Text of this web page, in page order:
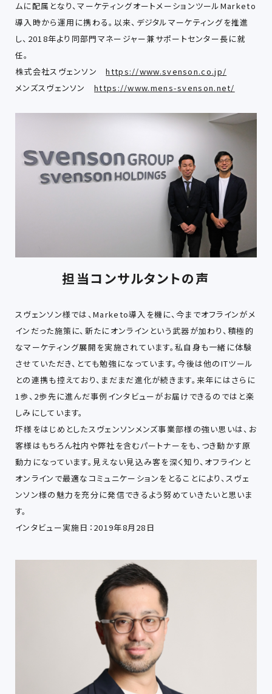
ムに配属となり、マーケティングオートメーションツールMarketo
導入時から運用に携わる。以来、デジタルマーケティングを推進
し、2018年より同部門マネージャー兼サポートセンター長に就
任。
株式会社スヴェンソンhttps://www.svenson.co.jp/
メンズスヴェンソンhttps://www.mens-svenson.net/
担当コンサルタントの声
スヴェンソン様では、Marketo導入を機に、今までオフラインがメ
インだった施策に、新たにオンラインという武器が加わり、積極的
なマーケティング展開を実施されています。私自身も一緒に体験
させていただき、とても勉強になっています。今後は他のITツール
との連携も控えており、まだまだ進化が続きます。来年にはさらに
1歩、2歩先に進んだ事例インタビューがお届けできるのではと楽
しみにしています。
圷様をはじめとしたスヴェンソンメンズ事業部様の強い思いは、お
客様はもちろん社内や弊社を含むパートナーをも、つき動かす原
動力になっています。見えない見込み客を深く知り、オフラインと
オンラインで最適なコミュニケーションをとることにより、スヴェ
ンソン様の魅力を充分に発信できるよう努めていきたいと思いま
す。
インタビュー実施日：2019年8月28日